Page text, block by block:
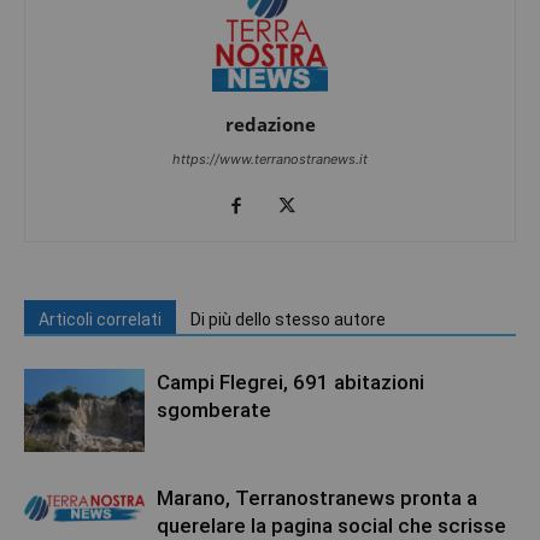
redazione
https://www.terranostranews.it
Articoli correlati Di più dello stesso autore
Campi Flegrei, 691 abitazioni
sgomberate
Marano, Terranostranews pronta a
querelare la pagina social che scrisse